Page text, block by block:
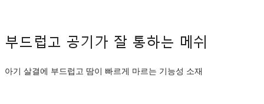
부드럽고 공기가 잘 통하는 메쉬
아기 살결에 부드럽고 땀이 빠르게 마르는 기능성 소재